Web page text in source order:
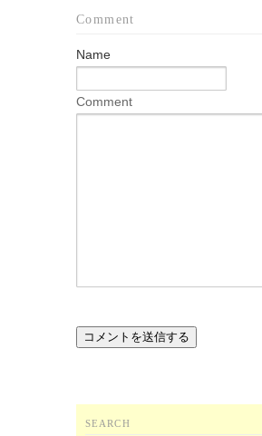
Comment
Name
Comment
SEARCH